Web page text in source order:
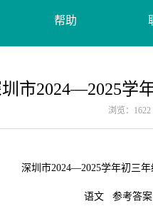
帮助
市2024—2025学
浏览：
年初三年级中考
考答案